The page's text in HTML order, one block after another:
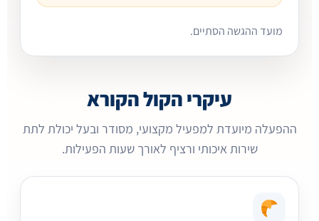
מועד ההגשה הסתיים.
עיקרי הקול הקורא
ההפעלה מיועדת למפעיל מקצועי, מסודר ובעל יכולת לתת
שירות איכותי ורציף לאורך שעות הפעילות.